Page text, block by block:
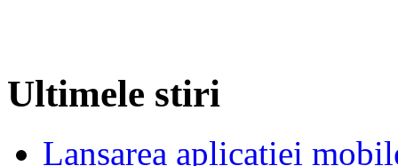
Ultimele stiri
Lansarea aplicației